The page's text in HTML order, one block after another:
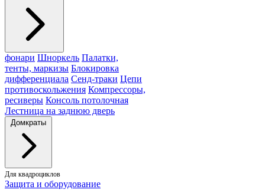
фонари Шноркель Палатки,
тенты, маркизы Блокировка
дифференциала Сенд-траки Цепи
противоскольжения Компрессоры,
ресиверы Консоль потолочная
Лестница на заднюю дверь
Домкраты
Для квадроциклов
Защита и оборудование